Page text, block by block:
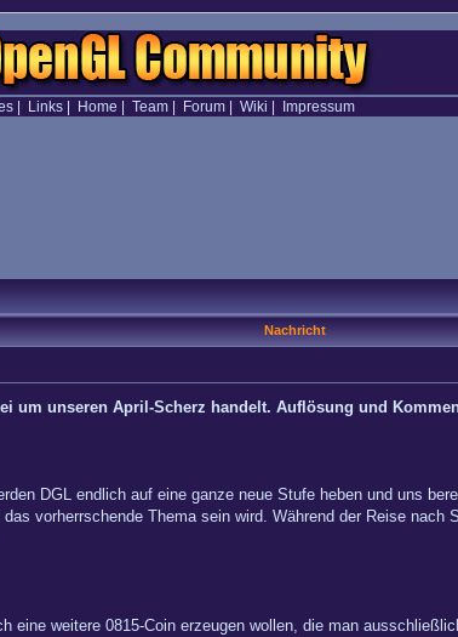
| Links| Home Team| Forum| Wiki Impressum
Nachricht
um unseren April-Scherz handelt. Auflösung und
DGL endlich auf eine ganze neue Stufe heben und uns
vorherrschende Thema sein wird. Während der Reise
eine weitere 0815-Coin erzeugen wollen, die man